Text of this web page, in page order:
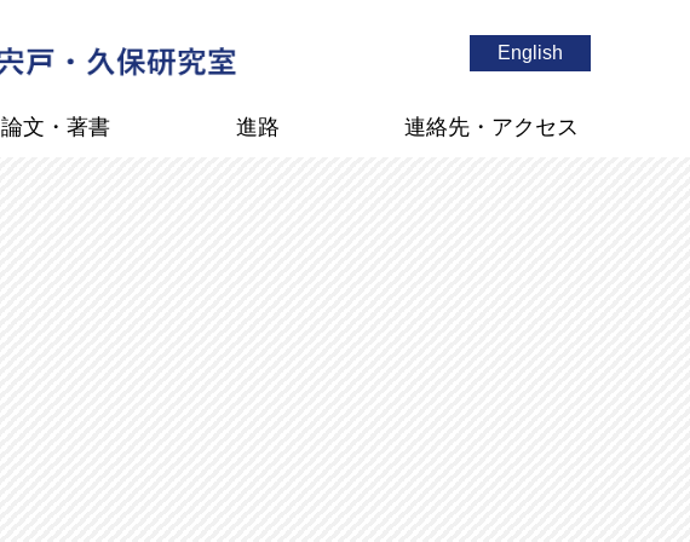
English
論文・著書 進路 連絡先・アクセス